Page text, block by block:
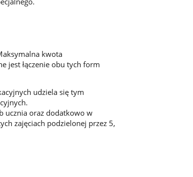
kwota
jest łączenie obu tych form
udziela się tym
ucznia oraz dodatkowo w
zajęciach podzielonej przez 5,